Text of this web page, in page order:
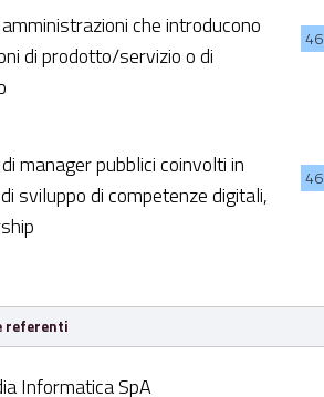
che introducono
di prodotto/servizio o di
46
manager pubblici coinvolti in
sviluppo di competenze digitali,
46
referenti
Informatica SpA